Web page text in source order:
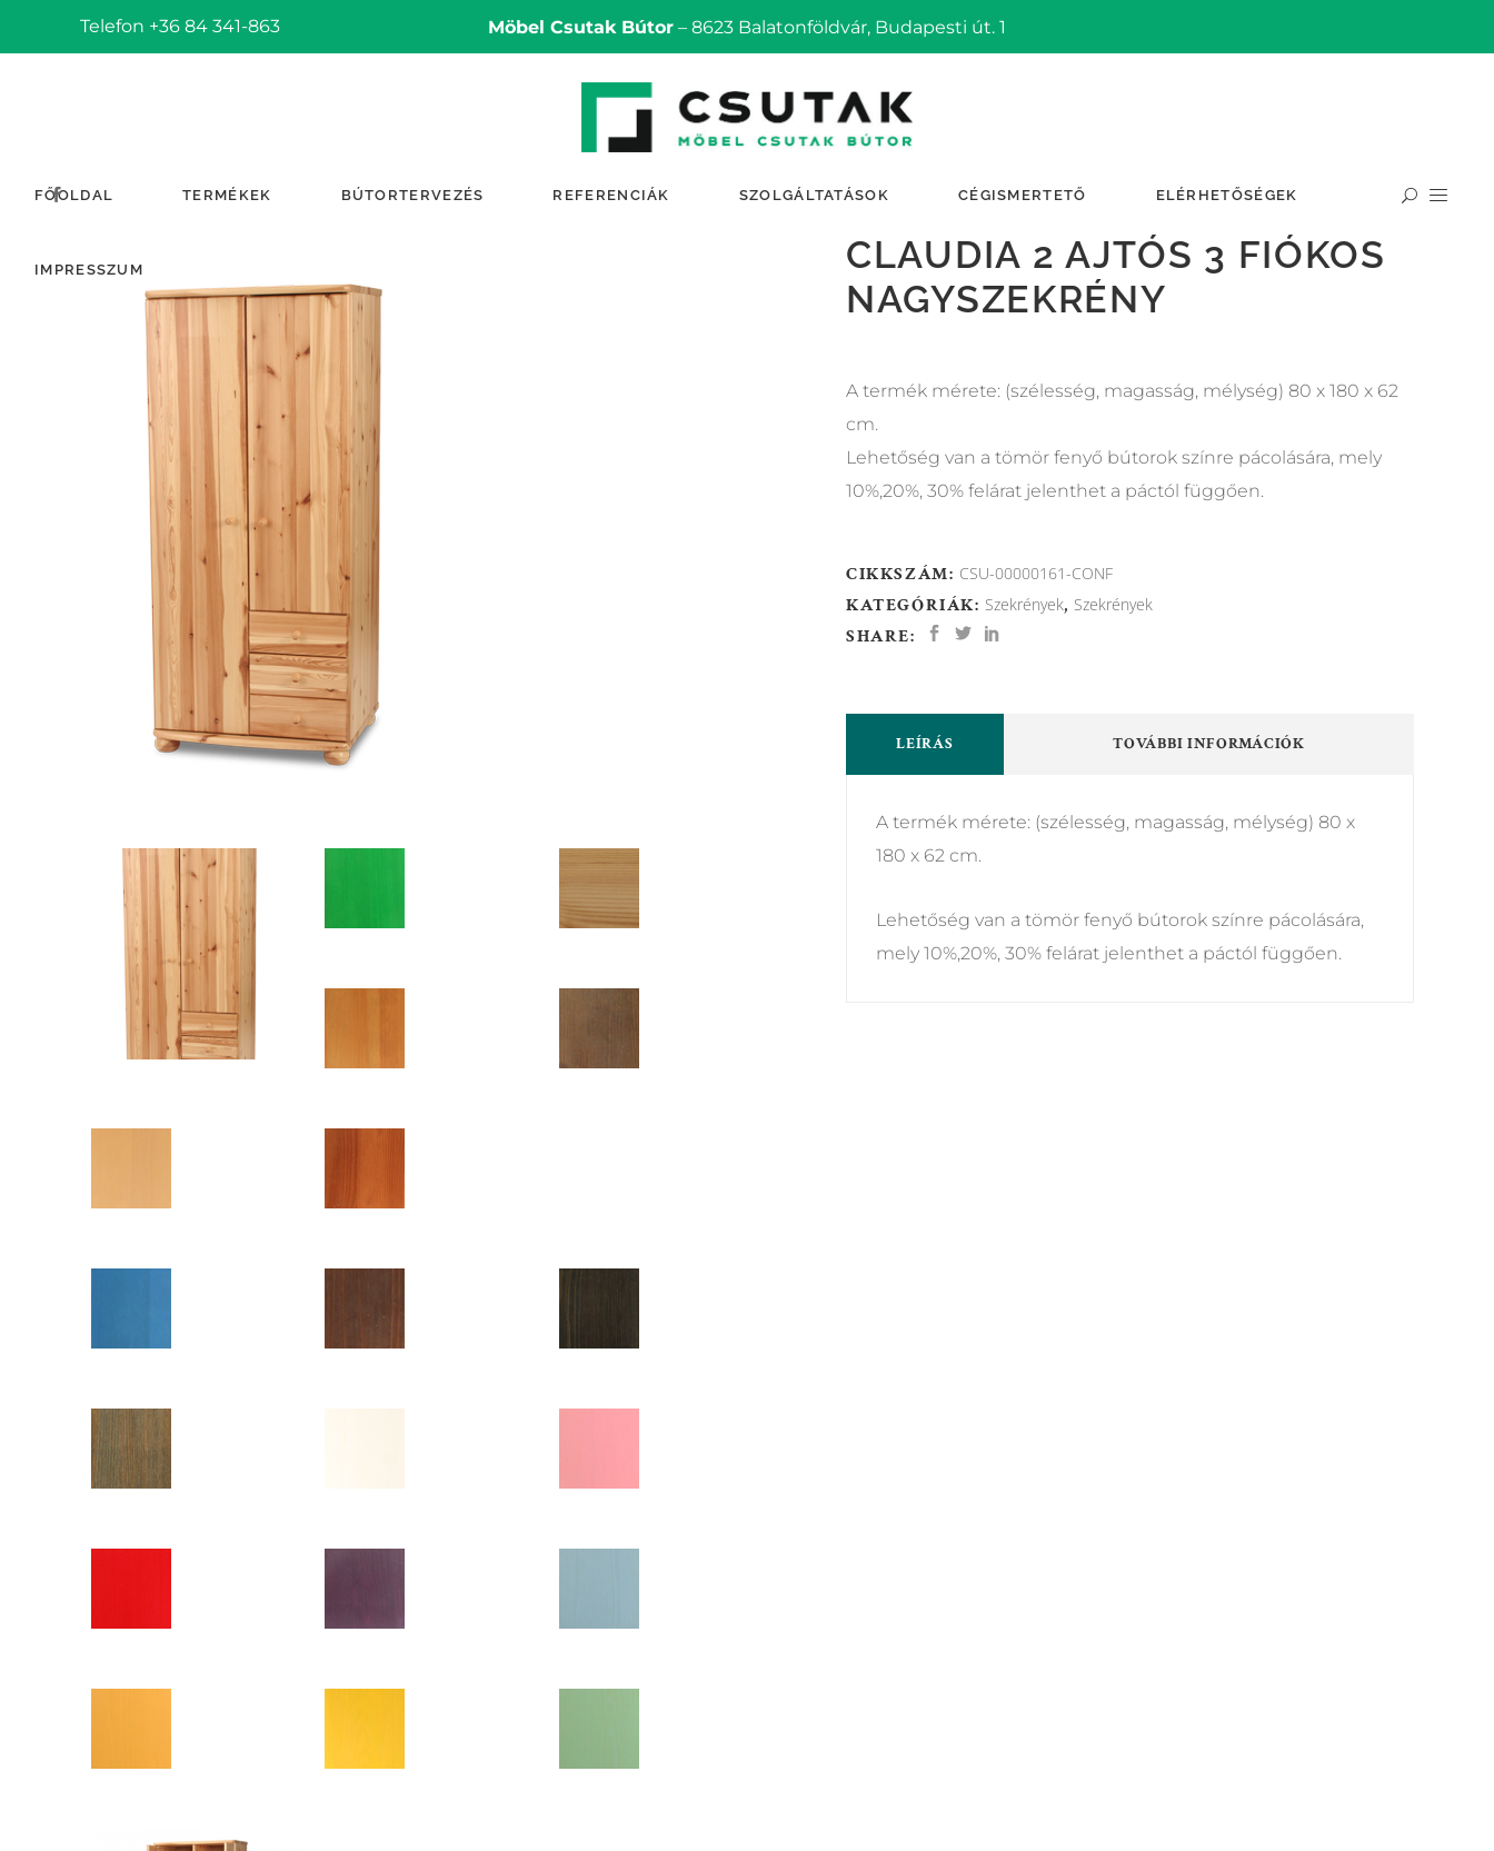
Telefon +36 84 341-863 Möbel Csutak Bútor – 8623 Balatonföldvár, Budapesti út. 1
FŐOLDAL TERMÉKEK BÚTORTERVEZÉS REFERENCIÁK SZOLGÁLTATÁSOK CÉGISMERTETŐ ELÉRHETŐSÉGEK
IMPRESSZUM
CLAUDIA 2 AJTÓS 3 FIÓKOS
NAGYSZEKRÉNY
A termék mérete: (szélesség, magasság, mélység) 80 x 180 x 62
cm.
Lehetőség van a tömör fenyő bútorok színre pácolására, mely
10%,20%, 30% felárat jelenthet a páctól függően.
CIKKSZÁM: CSU-00000161-CONF
KATEGÓRIÁK: Szekrények, Szekrények
SHARE:
LEÍRÁS TOVÁBBI INFORMÁCIÓK
A termék mérete: (szélesség, magasság, mélység) 80 x
180 x 62 cm.
Lehetőség van a tömör fenyő bútorok színre pácolására,
mely 10%,20%, 30% felárat jelenthet a páctól függően.